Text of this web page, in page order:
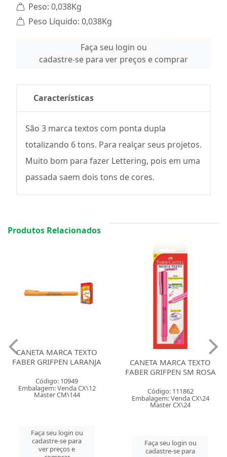
Peso: 0,038Kg
Peso Líquido: 0,038Kg
Faça seu login ou
cadastre-se para ver preços e comprar
Características
São 3 marca textos com ponta dupla
totalizando 6 tons. Para realçar seus projetos.
Muito bom para fazer Lettering, pois em uma
passada saem dois tons de cores.
Produtos Relacionados
CANETA MARCA TEXTO
FABER GRIFPEN LARANJA
Código: 10949
Embalagem: Venda CX\12
Master CM\144
Faça seu login ou
cadastre-se para
ver preços e
CANETA MARCA TEXTO
FABER GRIFPEN SM ROSA
Código: 111862
Embalagem: Venda CX\24
Master CX\24
Faça seu login ou
cadastre-se para